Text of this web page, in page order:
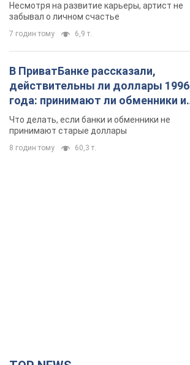
Несмотря на развитие карьеры, артист не
забывал о личном счастье
7 годин тому 6,9 т.
В ПриватБанке рассказали,
действительны ли доллары 1996
года: принимают ли обменники и
банки такие купюры
Что делать, если банки и обменники не
принимают старые доллары
8 годин тому 60,3 т.